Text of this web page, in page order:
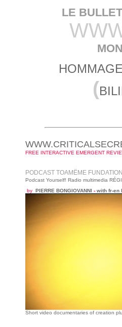
LE
(
FREE INTERACTIVE EMERGENT
PODCAST TOAMËME FUNDATION
Podcast Yourself! Radio multimedia
by PIERRE BONGIOVANNI - with fr-en
Short video documentaries of creation